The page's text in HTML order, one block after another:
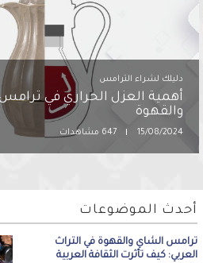
دليلك لشراء الترامس
أهمية العزل الحراري في
والقهوة
15/08/2024 647 مشاهدات
أحدث الموضوعات
ترامس الشاي والقهوة في التراث
العربي: كيف تأثرت الثقافة العربية